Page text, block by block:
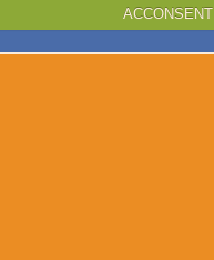
ACCONSENTI